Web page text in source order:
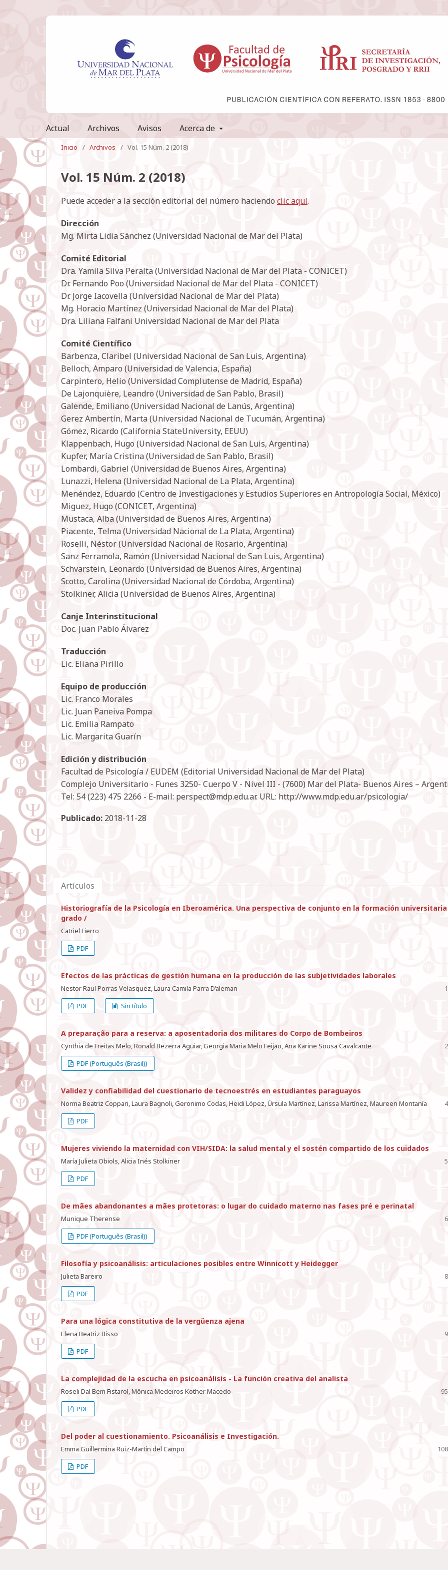
Actual Archivos Avisos Acerca de
Inicio / Archivos / Vol. 15 Núm. 2 (2018)
Vol. 15 Núm. 2 (2018)
Puede acceder a la sección editorial del número haciendo clic aquí.
Dirección
Mg. Mirta Lidia Sánchez (Universidad Nacional de Mar del Plata)
Comité Editorial
Dra. Yamila Silva Peralta (Universidad Nacional de Mar del Plata - CONICET)
Dr. Fernando Poo (Universidad Nacional de Mar del Plata - CONICET)
Dr. Jorge Iacovella (Universidad Nacional de Mar del Plata)
Mg. Horacio Martínez (Universidad Nacional de Mar del Plata)
Dra. Liliana Falfani Universidad Nacional de Mar del Plata
Comité Científico
Barbenza, Claribel (Universidad Nacional de San Luis, Argentina)
Belloch, Amparo (Universidad de Valencia, España)
Carpintero, Helio (Universidad Complutense de Madrid, España)
De Lajonquière, Leandro (Universidad de San Pablo, Brasil)
Galende, Emiliano (Universidad Nacional de Lanús, Argentina)
Gerez Ambertín, Marta (Universidad Nacional de Tucumán, Argentina)
Gómez, Ricardo (California StateUniversity, EEUU)
Klappenbach, Hugo (Universidad Nacional de San Luis, Argentina)
Kupfer, María Cristina (Universidad de San Pablo, Brasil)
Lombardi, Gabriel (Universidad de Buenos Aires, Argentina)
Lunazzi, Helena (Universidad Nacional de La Plata, Argentina)
Menéndez, Eduardo (Centro de Investigaciones y Estudios Superiores en Antropología Social, México)
Miguez, Hugo (CONICET, Argentina)
Mustaca, Alba (Universidad de Buenos Aires, Argentina)
Piacente, Telma (Universidad Nacional de La Plata, Argentina)
Roselli, Néstor (Universidad Nacional de Rosario, Argentina)
Sanz Ferramola, Ramón (Universidad Nacional de San Luis, Argentina)
Schvarstein, Leonardo (Universidad de Buenos Aires, Argentina)
Scotto, Carolina (Universidad Nacional de Córdoba, Argentina)
Stolkiner, Alicia (Universidad de Buenos Aires, Argentina)
Canje Interinstitucional
Doc. Juan Pablo Álvarez
Traducción
Lic. Eliana Pirillo
Equipo de producción
Lic. Franco Morales
Lic. Juan Paneiva Pompa
Lic. Emilia Rampato
Lic. Margarita Guarín
Edición y distribución
Facultad de Psicología / EUDEM (Editorial Universidad Nacional de Mar del Plata)
Complejo Universitario - Funes 3250- Cuerpo V - Nivel III - (7600) Mar del Plata- Buenos Aires –
Tel: 54 (223) 475 2266 - E-mail: perspect@mdp.edu.ar. URL: http://www.mdp.edu.ar/psicologia/
Publicado: 2018-11-28
Artículos
Historiografía de la Psicología en Iberoamérica. Una perspectiva de conjunto en la formación
grado /
Catriel Fierro
PDF
Efectos de las prácticas de gestión humana en la producción de las subjetividades laborales
Nestor Raul Porras Velasquez, Laura Camila Parra D’aleman
PDF
Sin título
A preparação para a reserva: a aposentadoria dos militares do Corpo de Bombeiros
Cynthia de Freitas Melo, Ronald Bezerra Aguiar, Georgia Maria Melo Feijão, Ana Karine Sousa Cavalcante
PDF (Português (Brasil))
Validez y confiabilidad del cuestionario de tecnoestrés en estudiantes paraguayos
Norma Beatriz Coppari, Laura Bagnoli, Geronimo Codas, Heidi López, Úrsula Martínez, Larissa Martínez, Maureen Montanía
PDF
Mujeres viviendo la maternidad con VIH/SIDA: la salud mental y el sostén compartido de los cuidados
María Julieta Obiols, Alicia Inés Stolkiner
PDF
De mães abandonantes a mães protetoras: o lugar do cuidado materno nas fases pré e perinatal
Munique Therense
PDF (Português (Brasil))
Filosofía y psicoanálisis: articulaciones posibles entre Winnicott y Heidegger
Julieta Bareiro
PDF
Para una lógica constitutiva de la vergüenza ajena
Elena Beatriz Bisso
PDF
La complejidad de la escucha en psicoanálisis - La función creativa del analista
Roseli Dal Bem Fistarol, Mônica Medeiros Kother Macedo
PDF
Del poder al cuestionamiento. Psicoanálisis e Investigación.
Emma Guillermina Ruiz-Martín del Campo
PDF